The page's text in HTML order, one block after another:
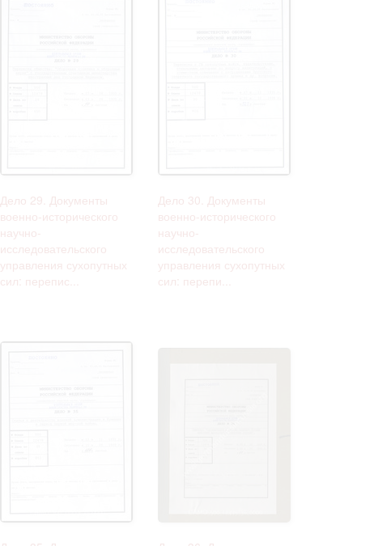
Дело 29. Документы
военно-исторического
научно-
исследовательского
управления сухопутных
сил: перепис...
Дело 30. Документы
военно-исторического
научно-
исследовательского
управления сухопутных
сил: перепи...